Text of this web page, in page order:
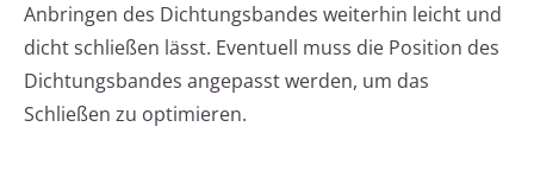
Anbringen des Dichtungsbandes weiterhin leicht und
dicht schließen lässt. Eventuell muss die Position des
Dichtungsbandes angepasst werden, um das
Schließen zu optimieren.